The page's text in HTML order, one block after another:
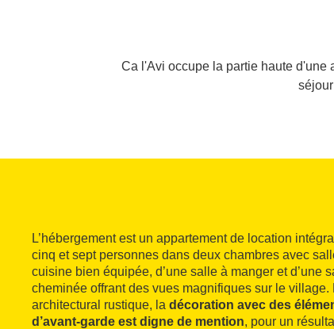
Ca l'Avi occupe la partie haute d'une
L’hébergement est un appartement de location
cinq et sept personnes dans deux chambres avec
cuisine bien équipée, d’une salle à manger et d’une
cheminée offrant des vues magnifiques sur le village.
architectural rustique, la décoration avec des
d’avant-garde est digne de mention, pour un